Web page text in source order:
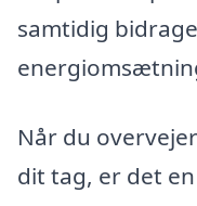
samtidig
Når du
dit tag, er det